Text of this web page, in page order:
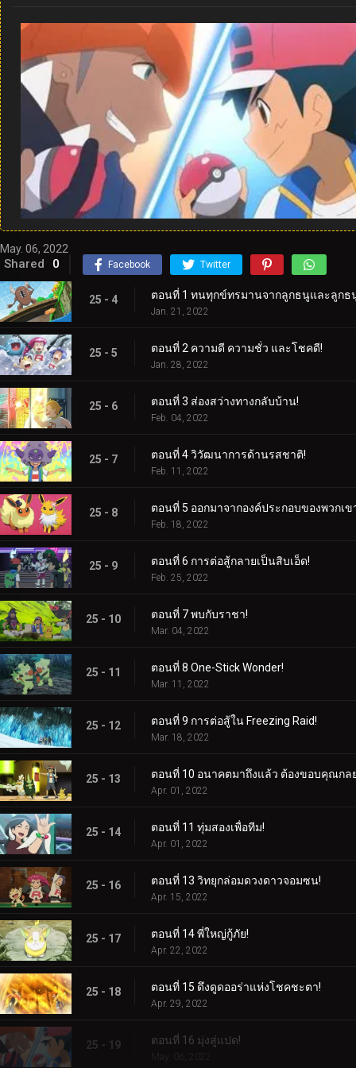
May. 06, 2022
Shared 0 Facebook Twitter
25 - 4 ตอนที่ 1 ทนทุกข์ทรมานจากลูกธนูและลูกธ
Jan. 21, 2022
25 - 5 ตอนที่ 2 ความดี ความชั่ว และโชคดี!
Jan. 28, 2022
25 - 6 ตอนที่ 3 ส่องสว่างทางกลับบ้าน!
Feb. 04, 2022
25 - 7 ตอนที่ 4 วิวัฒนาการด้านรสชาติ!
Feb. 11, 2022
25 - 8 ตอนที่ 5 ออกมาจากองค์ประกอบของพวกเข
Feb. 18, 2022
25 - 9 ตอนที่ 6 การต่อสู้กลายเป็นสิบเอ็ด!
Feb. 25, 2022
25 - 10 ตอนที่ 7 พบกับราชา!
Mar. 04, 2022
25 - 11 ตอนที่ 8 One-Stick Wonder!
Mar. 11, 2022
25 - 12 ตอนที่ 9 การต่อสู้ใน Freezing Raid!
Mar. 18, 2022
25 - 13 ตอนที่ 10 อนาคตมาถึงแล้ว ต้องขอบคุณกล
Apr. 01, 2022
25 - 14 ตอนที่ 11 ทุ่มสองเพื่อทีม!
Apr. 01, 2022
25 - 16 ตอนที่ 13 วิทยุกล่อมดวงดาวจอมซน!
Apr. 15, 2022
25 - 17 ตอนที่ 14 พี่ใหญ่กู้ภัย!
Apr. 22, 2022
25 - 18 ตอนที่ 15 ดึงดูดออร่าแห่งโชคชะตา!
Apr. 29, 2022
25 - 19 ตอนที่ 16 มุ่งสู่แปด!
May. 06, 2022